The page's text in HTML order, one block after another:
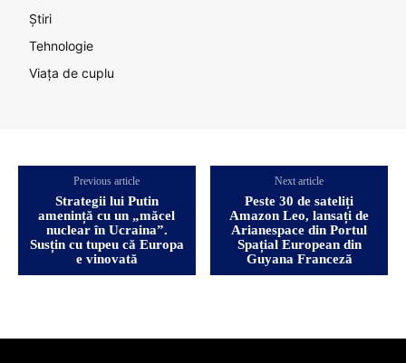
Știri
Tehnologie
Viața de cuplu
Previous article
Strategii lui Putin
amenință cu un „măcel
nuclear în Ucraina”.
Susțin cu tupeu că Europa
e vinovată
Next article
Peste 30 de sateliți
Amazon Leo, lansați de
Arianespace din Portul
Spațial European din
Guyana Franceză